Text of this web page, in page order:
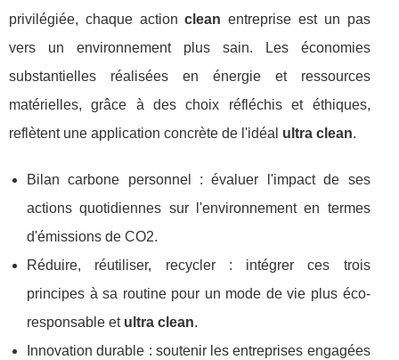
privilégiée, chaque actionclean entreprise est un pas
vers un environnement plus sain. Les économies
substantielles réalisées en énergie et ressources
matérielles, grâce à des choix réfléchis et éthiques,
reflètent une application concrète de l'idéal ultra clean.
Bilan carbone personnel : évaluer l'impact de ses
actions quotidiennes sur l'environnement en termes
d'émissions de CO2.
Réduire, réutiliser, recycler : intégrer ces trois
principes à sa routine pour un mode de vie plus éco-
responsable et ultra clean.
Innovation durable : soutenir les entreprises engagées